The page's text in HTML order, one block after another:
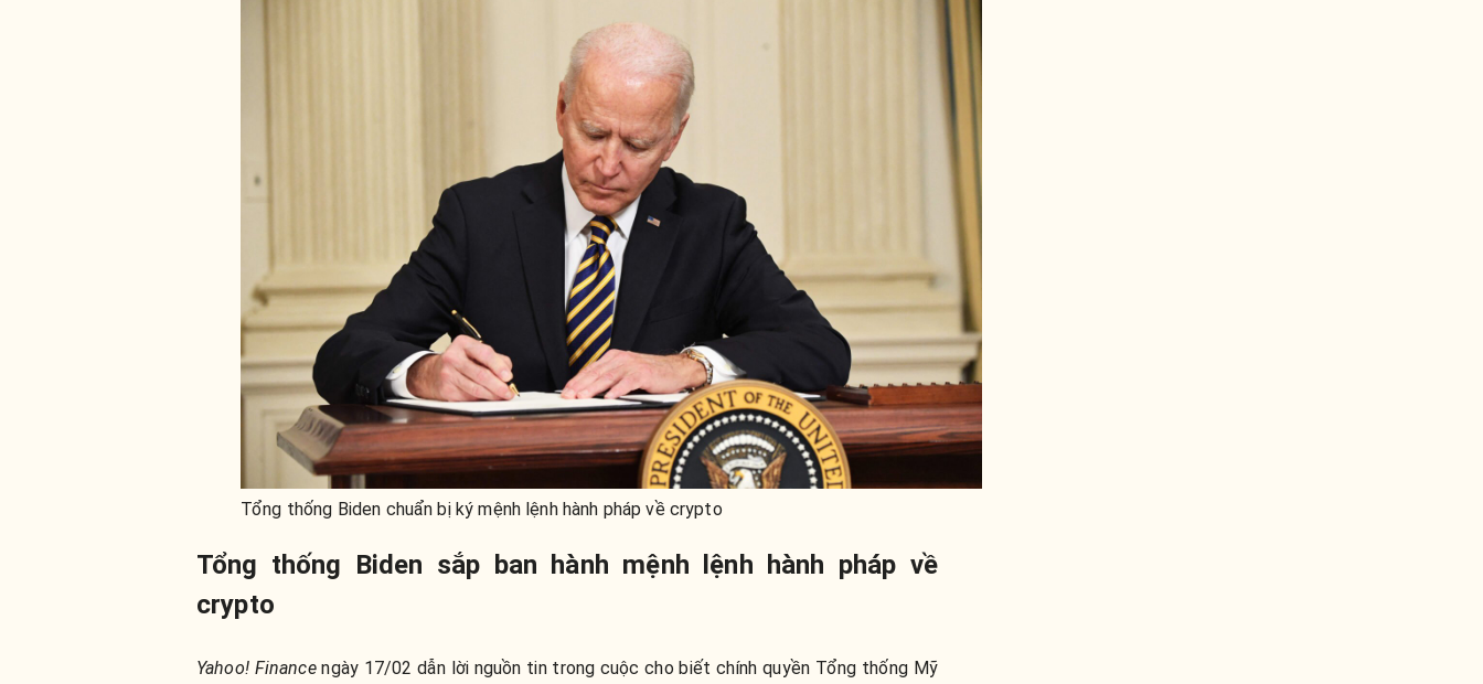
Tổng thống Biden chuẩn bị ký mệnh lệnh hành pháp về crypto
Tổng thống Biden sắp ban hành mệnh lệnh hành pháp về
crypto
Yahoo! Financengày 17/02 dẫn lời nguồn tin trong cuộc cho biết chính quyền Tổng thống Mỹ